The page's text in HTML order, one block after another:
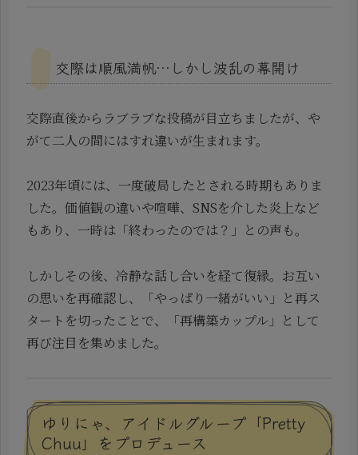
交際は順風満帆…しかし波乱の幕開け
交際直後からラブラブな投稿が目立ちましたが、や
がて二人の間にはすれ違いが生まれます。
2023年頃には、一度破局したとされる時期もありま
した。価値観の違いや喧嘩、SNSを介した炎上など
もあり、一時は「終わったのでは？」との声も。
しかしその後、冷静な話し合いを経て復縁。お互い
の思いを再確認し、「やっぱり一緒がいい」と再ス
タートを切ったことで、「再構築カップル」として
再び注目を集めました。
ゆりにゃ、アイドルグループ「Pretty
Chuu」をプロデュース